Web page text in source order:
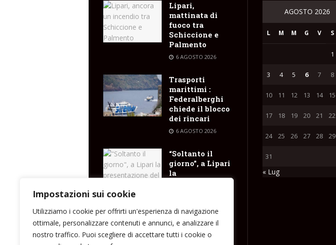
Impostazioni sui cookie
Utilizziamo i cookie per offrirti un'esperienza di navigazione
ottimale, personalizzare contenuti e annunci, e analizzare il
nostro traffico. Puoi scegliere di accettare tutti i cookie o
Lipari,
mattinata di
fuoco tra
Schiccione e
Palmento
6 AGOSTO 2026
Trasporti
marittimi :
Federalberghi
chiede il blocco
dei rincari
6 AGOSTO 2026
“Soltanto il
giorno”, a Lipari
la
6 AGOSTO 2026
AGOSTO 2026
L M M G V S
1
3 4 5 6 7 8
10 11 12 13 14 15
17 18 19 20 21 22
24 25 26 27 28 29
31
« Lug